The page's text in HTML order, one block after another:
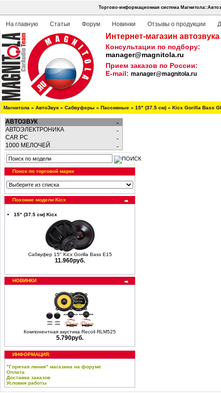
Торгово-информационная система
На главную Статьи Форум Новинки Отзывы о продукции
Интернет-магазин
Консультации по подбору:
manager@magnitola.ru
Прием заказов по России:
E-mail: manager@magnitola.ru
Магнитола » АвтоЗвук » Сабвуферы » Пассивные » 15" (37.5 см) » Kicx Gorilla Bass
АВТОЗВУК
АВТОЭЛЕКТРОНИКА
CAR PC
1000 МЕЛОЧЕЙ
Поиск по торговой марке
Похожие модели Kicx
15" (37.5 см) Kicx
Сабвуфер 15" Kicx Gorilla Bass E15
11.960руб.
НОВИНКИ
Компонентная акустика Recoil RLM525
5.790руб.
ИНФОРМАЦИЯ:
"Горячая линия" магазина на форуме
Оплата
Доставка заказов
Условия работы